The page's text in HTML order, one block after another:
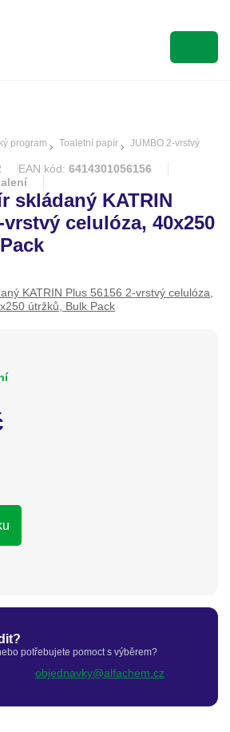
program Toaletní papír JUMBO 2-vrstvý
EAN kód: 6414301056156
skládaný KATRIN
vrstvý celulóza, 40x250
potřebujete pomoct s výběrem?
objednavky@alfachem.cz